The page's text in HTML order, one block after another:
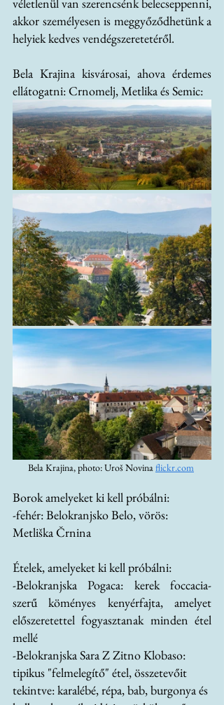
akkor személyesen is meggyőződhetünk a
helyiek kedves vendégszeretetéről.
Bela Krajina kisvárosai, ahova érdemes
ellátogatni: Crnomelj, Metlika és Semic:
Bela Krajina, photo: Uroš Novina flickr.com
Borok amelyeket ki kell próbálni:
-fehér: Belokranjsko Belo, vörös:
Metliška Črnina
Ételek, amelyeket ki kell próbálni:
-Belokranjska Pogaca: kerek foccacia-
szerű köményes kenyérfajta, amelyet
előszeretettel fogyasztanak minden étel
mellé
-Belokranjska Sara Z Zitno Klobaso:
tipikus "felmelegítő" étel, összetevőit
tekintve: karalébé, répa, bab, burgonya és